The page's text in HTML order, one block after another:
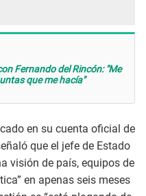
Fernando del Rincón: "Me
que me hacía"
en su cuenta oficial de
que el jefe de Estado
visión de país, equipos de
en apenas seis meses